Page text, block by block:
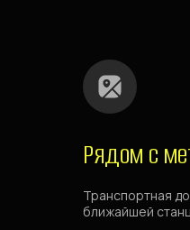
Транспортная
ближайшей
Рядом с